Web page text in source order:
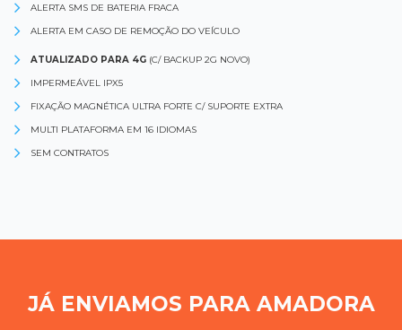
ALERTA SMS DE BATERIA FRACA
ALERTA EM CASO DE REMOÇÃO DO VEÍCULO
ATUALIZADO PARA 4G (C/ BACKUP 2G NOVO)
IMPERMEÁVEL IPX5
FIXAÇÃO MAGNÉTICA ULTRA FORTE C/ SUPORTE EXTRA
MULTI PLATAFORMA EM 16 IDIOMAS
SEM CONTRATOS
JÁ ENVIAMOS PARA AMADORA